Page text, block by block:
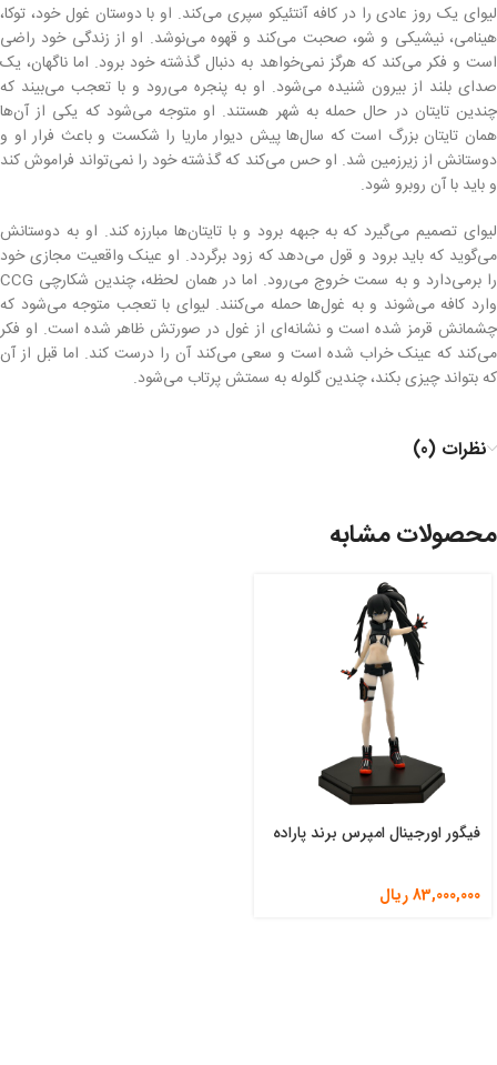
لیوای یک روز عادی را در کافه آنتئيكو سپری می‌کند. او با دوستان غول خود، توکا،
هینامی، نیشیکی و شو، صحبت می‌کند و قهوه می‌نوشد. او از زندگی خود راضی
است و فکر می‌کند که هرگز نمی‌خواهد به دنبال گذشته خود برود. اما ناگهان، یک
صدای بلند از بیرون شنیده می‌شود. او به پنجره می‌رود و با تعجب می‌بیند که
چندین تایتان در حال حمله به شهر هستند. او متوجه می‌شود که یکی از آن‌ها
همان تایتان بزرگ است که سال‌ها پیش دیوار ماریا را شکست و باعث فرار او و
دوستانش از زیرزمین شد. او حس می‌کند که گذشته خود را نمی‌تواند فراموش کند
و باید با آن روبرو شود.
لیوای تصمیم می‌گیرد که به جبهه برود و با تایتان‌ها مبارزه کند. او به دوستانش
می‌گوید که باید برود و قول می‌دهد که زود برگردد. او عینک واقعیت مجازی خود
را برمی‌دارد و به سمت خروج می‌رود. اما در همان لحظه، چندین شکارچی CCG
وارد کافه می‌شوند و به غول‌ها حمله می‌کنند. لیوای با تعجب متوجه می‌شود که
چشمانش قرمز شده است و نشانه‌ای از غول در صورتش ظاهر شده است. او فکر
می‌کند که عینک خراب شده است و سعی می‌کند آن را درست کند. اما قبل از آن
که بتواند چیزی بکند، چندین گلوله به سمتش پرتاب می‌شود.
نظرات (0)
محصولات مشابه
فیگور اورجینال امپرس برند پاراده
83,000,000ریال